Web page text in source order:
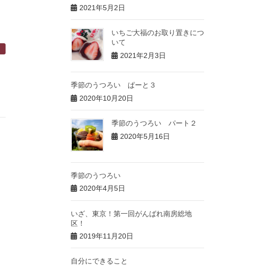
2021年5月2日
いちご大福のお取り置きにつ
いて
2021年2月3日
季節のうつろい ぱーと３
2020年10月20日
季節のうつろい パート２
2020年5月16日
季節のうつろい
2020年4月5日
いざ、東京！第一回がんばれ南房総地
区！
2019年11月20日
自分にできること